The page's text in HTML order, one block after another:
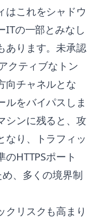
はこれをシャドウ
ITの一部とみなし
あります。未承認
クティブなトン
向チャネルとな
ルをバイパスしま
シンに残ると、攻
なり、トラフィッ
HTTPSポート
め、多くの境界制
クリスクも高まり